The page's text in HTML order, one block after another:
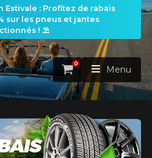
Estivale : Profitez de rabais
sur les pneus et jantes
! ⛱️
Panier
0
Menu